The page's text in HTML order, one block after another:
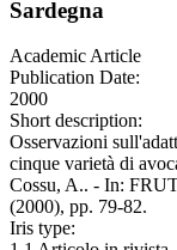
Sardegna
Academic Article
Publication Date:
2000
Short description:
Osservazioni
cinque varietà di
Cossu, A.. - In:
(2000), pp. 79-82.
Iris type: